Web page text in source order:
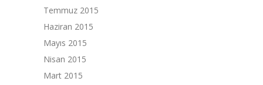
Temmuz 2015
Haziran 2015
Mayıs 2015
Nisan 2015
Mart 2015